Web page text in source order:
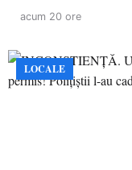
acum 20 ore
LOCALE